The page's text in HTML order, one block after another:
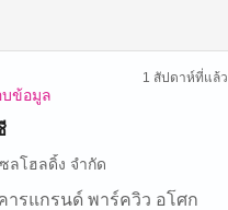
บข้อมูล
1 สัปดาห์ที่แล้ว
ลโฮลดิ้ง จำกัด
ารแกรนด์ พาร์ควิว อโศก